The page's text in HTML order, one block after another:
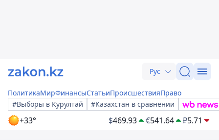
Рус
ПолитикаМирФинансыСтатьиПроисшествияПраво
#Выборы в Курултай
#Казахстан в сравнении
+33° $469.93 €541.64 ₽5.71